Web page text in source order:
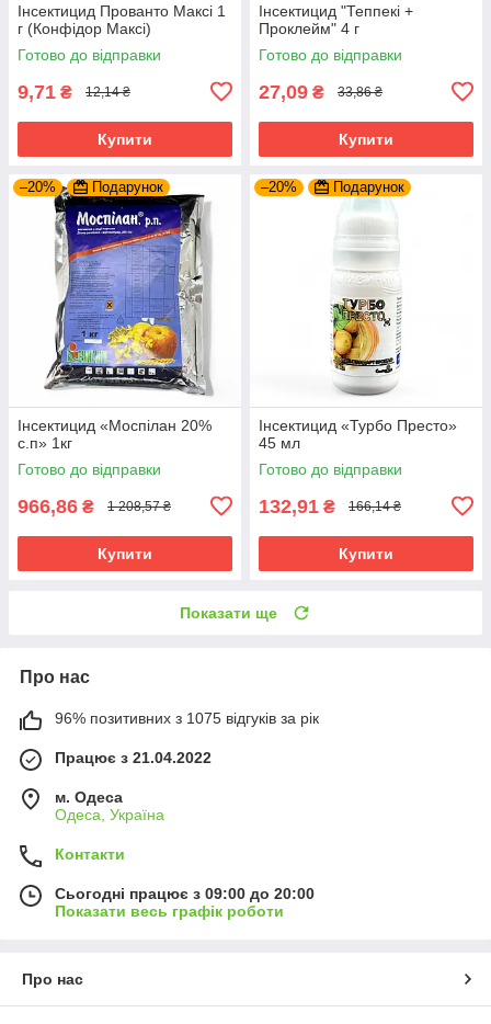
Інсектицид Прованто Максі 1
г (Конфідор Максі)
Готово до відправки
9,71 ₴ 12,14 ₴
Купити
Інсектицид "Теппекі +
Проклейм" 4 г
Готово до відправки
27,09 ₴ 33,86 ₴
Купити
–20% Подарунок
Інсектицид «Моспілан 20%
с.п» 1кг
Готово до відправки
966,86 ₴ 1 208,57 ₴
Купити
–20% Подарунок
Інсектицид «Турбо Престо»
45 мл
Готово до відправки
132,91 ₴ 166,14 ₴
Купити
Показати ще
Про нас
96% позитивних з 1075 відгуків за рік
Працює з 21.04.2022
м. Одеса
Одеса, Україна
Контакти
Сьогодні працює з 09:00 до 20:00
Показати весь графік роботи
Про нас